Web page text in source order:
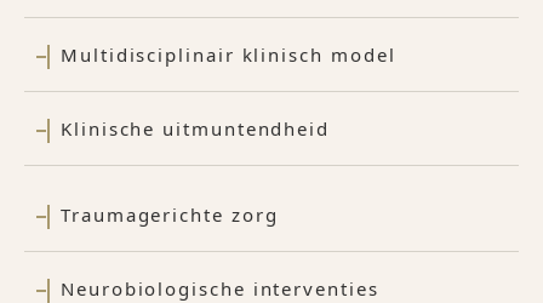
Multidisciplinair klinisch model
Klinische uitmuntendheid
Traumagerichte zorg
Neurobiologische interventies